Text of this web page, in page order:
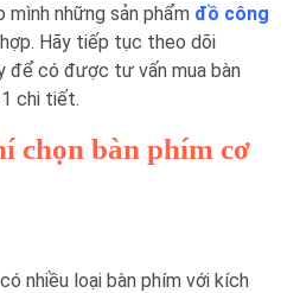
những sản phẩm đồ công
Hãy tiếp tục theo dõi
để có được tư vấn mua bàn
chi tiết.
chọn bàn phím cơ
nhiều loại bàn phím với kích